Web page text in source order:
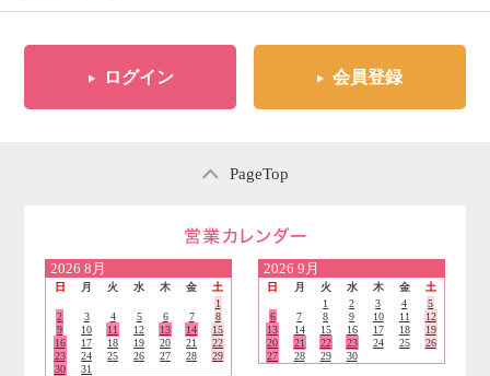
ログイン 会員登録
PageTop
2026 8月
日 月 火 水 木 金
土
1
2
3 4 5 6 7
8
9
10 11 12 13 14
15
16
17 18 19 20 21
22
23
24 25 26 27 28
29
30
31
2026 9月
日 月 火 水 木 金
土
1
2 3 4
5
6
7 8 9 10 11
12
13
14 15 16 17 18
19
20
21 22 23 24 25
26
27
28 29 30